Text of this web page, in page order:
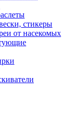
стикеры
от насекомых